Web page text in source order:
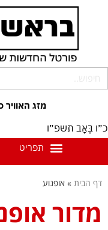
כ״ו בְּאָב תשפ״ו
דף הבית » אופנוע
מדור